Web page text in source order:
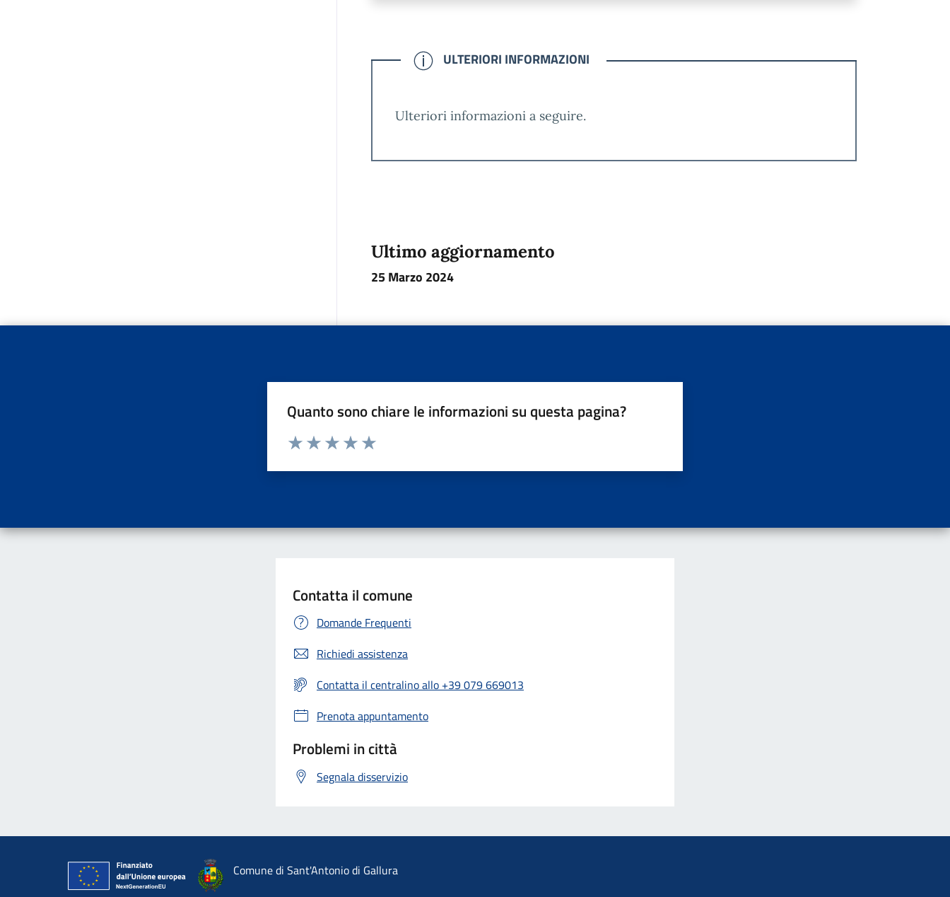
CONFERMATO
ULTERIORI INFORMAZIONI
Ulteriori informazioni a seguire.
Ultimo aggiornamento
25 Marzo 2024
Quanto sono chiare le informazioni su questa pagina?
Valuta da 1 a 5 stelle la pagina
Contatta il comune
Domande Frequenti
Richiedi assistenza
Contatta il centralino allo +39 079 669013
Prenota appuntamento
Problemi in città
Segnala disservizio
Comune di Sant'Antonio di Gallura